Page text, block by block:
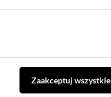
Zaakceptuj wszystkie